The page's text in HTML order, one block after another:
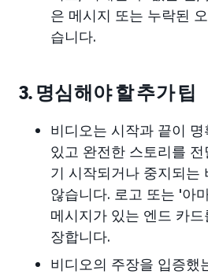
은 메시지 또는 누락된
습니다.
3. 명심해야 할 추가 팁
비디오는 시작과 끝이
있고 완전한 스토리를
기 시작되거나 중지되는
않습니다. 로고 또는 '아
메시지가 있는 엔드 카
장합니다.
비디오의 주장을 입증했